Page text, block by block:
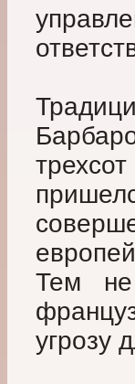
Тем
угрозу